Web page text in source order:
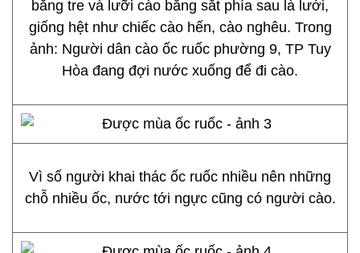
bằng tre và lưỡi cào bằng sắt phía sau là lưới,
giống hệt như chiếc cào hến, cào nghêu. Trong
ảnh: Người dân cào ốc ruốc phường 9, TP Tuy
Hòa đang đợi nước xuống để đi cào.
Vì số người khai thác ốc ruốc nhiều nên những
chỗ nhiều ốc, nước tới ngực cũng có người cào.